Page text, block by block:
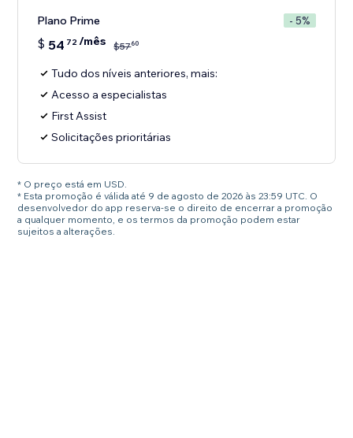
Plano Prime - 5%
$ 54 72/mês $5760
Tudo dos níveis anteriores, mais:
Acesso a especialistas
First Assist
Solicitações prioritárias
* O preço está em USD.
* Esta promoção é válida até 9 de agosto de 2026 às 23:59 UTC. O
desenvolvedor do app reserva-se o direito de encerrar a promoção
a qualquer momento, e os termos da promoção podem estar
sujeitos a alterações.